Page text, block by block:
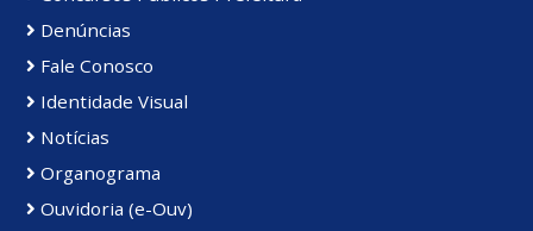
Denúncias
Fale Conosco
Identidade Visual
Notícias
Organograma
Ouvidoria (e-Ouv)